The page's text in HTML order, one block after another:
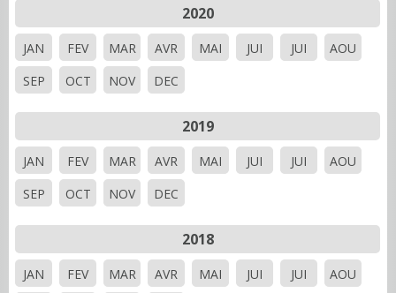
2020
JAN FEV MAR AVR MAI JUI JUI
AOU
SEP
OCT NOV DEC
2019
JAN FEV MAR AVR MAI JUI JUI
AOU
SEP
OCT NOV DEC
2018
JAN FEV MAR AVR MAI JUI JUI
AOU